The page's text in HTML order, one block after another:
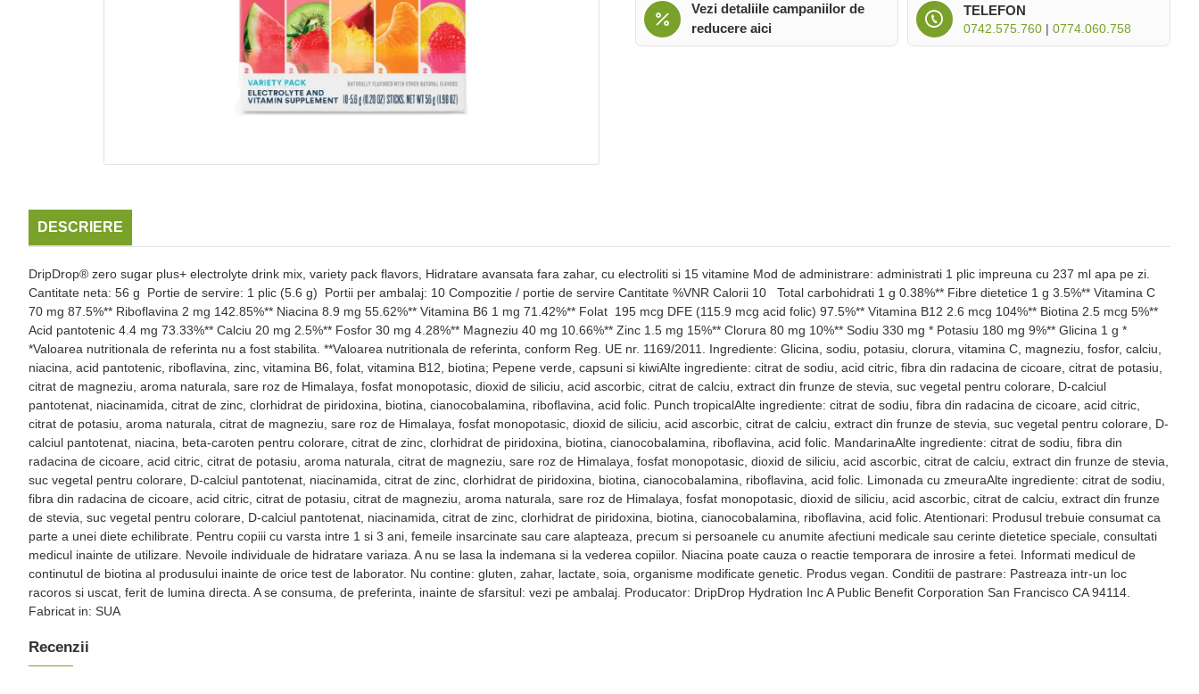
Vezi detaliile campaniilor de
reducere aici
TELEFON
0742.575.760| 0774.060.758
DESCRIERE
DripDrop® zero sugar plus+ electrolyte drink mix, variety pack flavors, Hidratare avansata fara zahar, cu electroliti si 15 vitamine Mod de administrare: administrati 1 plic impreuna cu 237 ml apa pe zi.
Cantitate neta: 56 g Portie de servire: 1 plic (5.6 g) Portii per ambalaj: 10 Compozitie / portie de servire Cantitate %VNR Calorii 10 Total carbohidrati 1 g 0.38%** Fibre dietetice 1 g 3.5%** Vitamina C
70 mg 87.5%** Riboflavina 2 mg 142.85%** Niacina 8.9 mg 55.62%** Vitamina B6 1 mg 71.42%** Folat 195 mcg DFE (115.9 mcg acid folic) 97.5%** Vitamina B12 2.6 mcg 104%** Biotina 2.5 mcg 5%**
Acid pantotenic 4.4 mg 73.33%** Calciu 20 mg 2.5%** Fosfor 30 mg 4.28%** Magneziu 40 mg 10.66%** Zinc 1.5 mg 15%** Clorura 80 mg 10%** Sodiu 330 mg * Potasiu 180 mg 9%** Glicina 1 g *
*Valoarea nutritionala de referinta nu a fost stabilita. **Valoarea nutritionala de referinta, conform Reg. UE nr. 1169/2011. Ingrediente: Glicina, sodiu, potasiu, clorura, vitamina C, magneziu, fosfor, calciu,
niacina, acid pantotenic, riboflavina, zinc, vitamina B6, folat, vitamina B12, biotina; Pepene verde, capsuni si kiwiAlte ingrediente: citrat de sodiu, acid citric, fibra din radacina de cicoare, citrat de potasiu,
citrat de magneziu, aroma naturala, sare roz de Himalaya, fosfat monopotasic, dioxid de siliciu, acid ascorbic, citrat de calciu, extract din frunze de stevia, suc vegetal pentru colorare, D-calciul
pantotenat, niacinamida, citrat de zinc, clorhidrat de piridoxina, biotina, cianocobalamina, riboflavina, acid folic. Punch tropicalAlte ingrediente: citrat de sodiu, fibra din radacina de cicoare, acid citric,
citrat de potasiu, aroma naturala, citrat de magneziu, sare roz de Himalaya, fosfat monopotasic, dioxid de siliciu, acid ascorbic, citrat de calciu, extract din frunze de stevia, suc vegetal pentru colorare, D-
calciul pantotenat, niacina, beta-caroten pentru colorare, citrat de zinc, clorhidrat de piridoxina, biotina, cianocobalamina, riboflavina, acid folic. MandarinaAlte ingrediente: citrat de sodiu, fibra din
radacina de cicoare, acid citric, citrat de potasiu, aroma naturala, citrat de magneziu, sare roz de Himalaya, fosfat monopotasic, dioxid de siliciu, acid ascorbic, citrat de calciu, extract din frunze de stevia,
suc vegetal pentru colorare, D-calciul pantotenat, niacinamida, citrat de zinc, clorhidrat de piridoxina, biotina, cianocobalamina, riboflavina, acid folic. Limonada cu zmeuraAlte ingrediente: citrat de sodiu,
fibra din radacina de cicoare, acid citric, citrat de potasiu, citrat de magneziu, aroma naturala, sare roz de Himalaya, fosfat monopotasic, dioxid de siliciu, acid ascorbic, citrat de calciu, extract din frunze
de stevia, suc vegetal pentru colorare, D-calciul pantotenat, niacinamida, citrat de zinc, clorhidrat de piridoxina, biotina, cianocobalamina, riboflavina, acid folic. Atentionari: Produsul trebuie consumat ca
parte a unei diete echilibrate. Pentru copiii cu varsta intre 1 si 3 ani, femeile insarcinate sau care alapteaza, precum si persoanele cu anumite afectiuni medicale sau cerinte dietetice speciale, consultati
medicul inainte de utilizare. Nevoile individuale de hidratare variaza. A nu se lasa la indemana si la vederea copiilor. Niacina poate cauza o reactie temporara de inrosire a fetei. Informati medicul de
continutul de biotina al produsului inainte de orice test de laborator. Nu contine: gluten, zahar, lactate, soia, organisme modificate genetic. Produs vegan. Conditii de pastrare: Pastreaza intr-un loc
racoros si uscat, ferit de lumina directa. A se consuma, de preferinta, inainte de sfarsitul: vezi pe ambalaj. Producator: DripDrop Hydration Inc A Public Benefit Corporation San Francisco CA 94114.
Fabricat in: SUA
Recenzii